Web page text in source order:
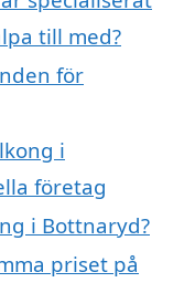
till med?
för
i
företag
i Bottnaryd?
priset på